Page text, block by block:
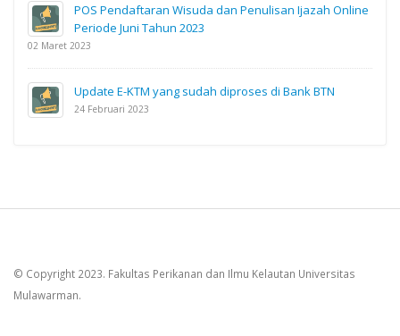
POS Pendaftaran Wisuda dan Penulisan Ijazah Online
Periode Juni Tahun 2023
02 Maret 2023
Update E-KTM yang sudah diproses di Bank BTN
24 Februari 2023
© Copyright 2023. Fakultas Perikanan dan Ilmu Kelautan Universitas
Mulawarman.